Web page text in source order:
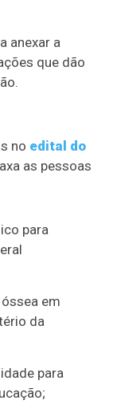
anexar a
que dão
no edital do
as pessoas
para
em
da
para